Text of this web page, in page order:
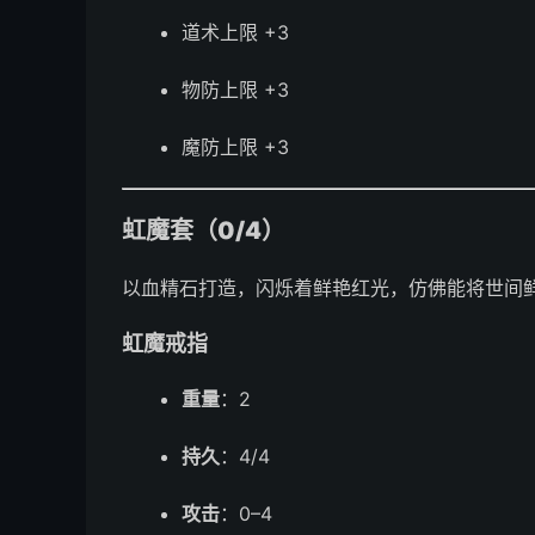
道术上限 +3
物防上限 +3
魔防上限 +3
虹魔套（0/4）
以血精石打造，闪烁着鲜艳红光，仿佛能将世间
虹魔戒指
重量：2
持久：4/4
攻击：0–4